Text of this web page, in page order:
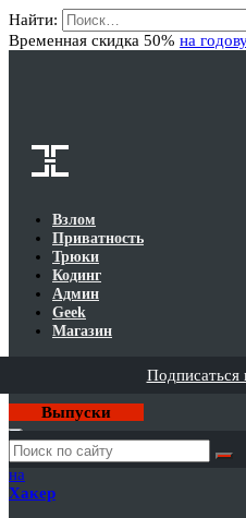
Найти:
Временная скидка 50% на
Взлом
Приватность
Трюки
Кодинг
Админ
Geek
Магазин
Подписаться
Выпуски
Годовая
подписка
на
Хакер